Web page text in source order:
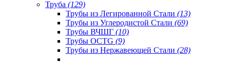
Труба (129)
Трубы из Легированной Стали (13)
Трубы из Углеродистой Стали (69)
Трубы ВЧШГ (10)
Трубы OCTG (9)
Трубы из Нержавеющей Стали (28)